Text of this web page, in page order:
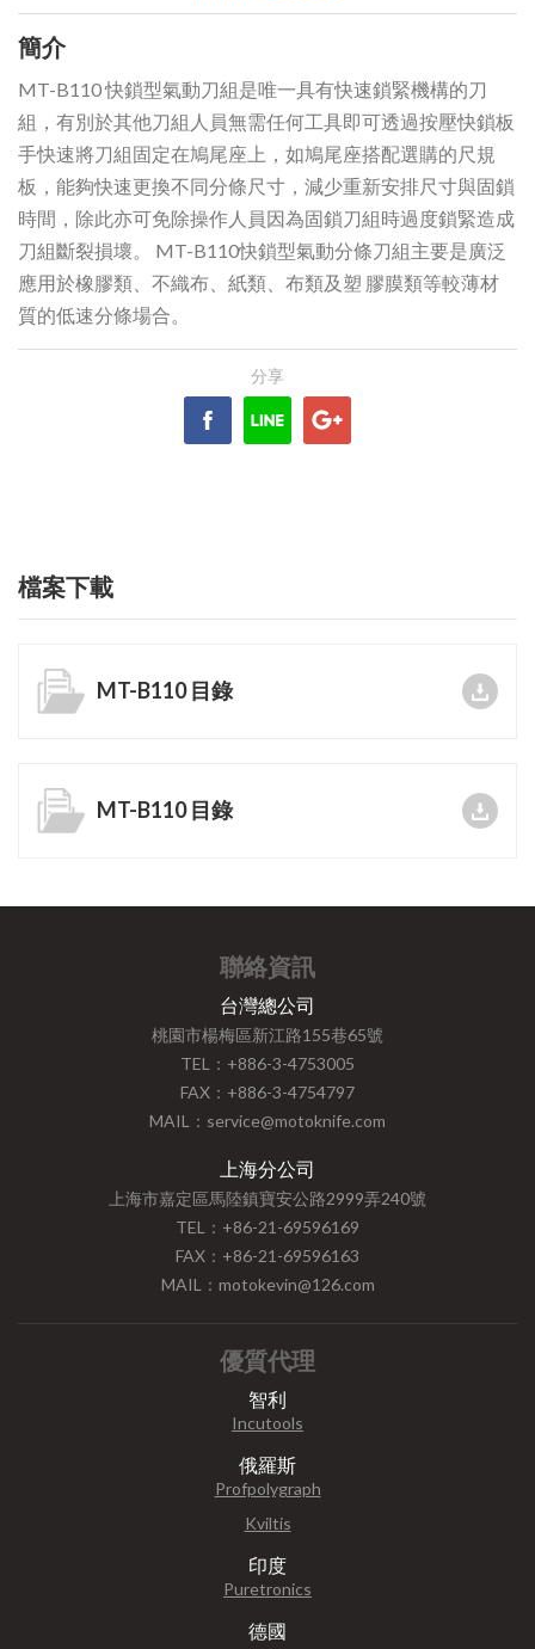
簡介
MT-B110 快鎖型氣動刀組是唯一具有快速鎖緊機構的刀
組，有別於其他刀組人員無需任何工具即可透過按壓快鎖板
手快速將刀組固定在鳩尾座上，如鳩尾座搭配選購的尺規
板，能夠快速更換不同分條尺寸，減少重新安排尺寸與固鎖
時間，除此亦可免除操作人員因為固鎖刀組時過度鎖緊造成
刀組斷裂損壞。 MT-B110快鎖型氣動分條刀組主要是廣泛
應用於橡膠類、不織布、紙類、布類及塑 膠膜類等較薄材
質的低速分條場合。
檔案下載
MT-B110 目錄
MT-B110 目錄
聯絡資訊
台灣總公司
桃園市楊梅區新江路155巷65號
TEL：+886-3-4753005
FAX：+886-3-4754797
MAIL：service@motoknife.com
上海分公司
上海市嘉定區馬陸鎮寶安公路2999弄240號
TEL：+86-21-69596169
FAX：+86-21-69596163
MAIL：motokevin@126.com
優質代理
智利
Incutools
俄羅斯
Profpolygraph
Kviltis
印度
Puretronics
德國